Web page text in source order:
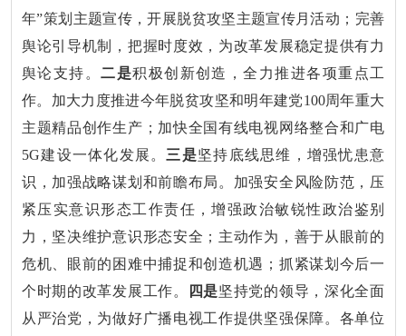
年”策划主题宣传，开展脱贫攻坚主题宣传月活动；完善
舆论引导机制，把握时度效，为改革发展稳定提供有力
舆论支持。二是积极创新创造，全力推进各项重点工
作。加大力度推进今年脱贫攻坚和明年建党100周年重大
主题精品创作生产；加快全国有线电视网络整合和广电
5G建设一体化发展。 三是坚持底线思维，增强忧患意
识，加强战略谋划和前瞻布局。加强安全风险防范，压
紧压实意识形态工作责任，增强政治敏锐性政治鉴别
力，坚决维护意识形态安全；主动作为，善于从眼前的
危机、眼前的困难中捕捉和创造机遇；抓紧谋划今后一
个时期的改革发展工作。
四是坚持党的领导，深化全面
从严治党，为做好广播电视工作提供坚强保障。各单位